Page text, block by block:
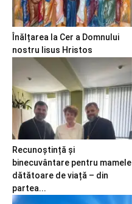
Înălțarea la Cer a Domnului
nostru Iisus Hristos
Recunoștință și
binecuvântare pentru mamele
dătătoare de viață – din
partea...